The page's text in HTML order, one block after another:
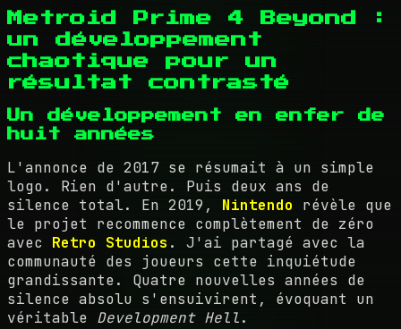
Metroid Prime 4 Beyond :
un développement
chaotique pour un
résultat contrasté
Un développement en enfer de
huit années
L'annonce de 2017 se résumait à un simple
logo. Rien d'autre. Puis deux ans de
silence total. En 2019, Nintendo révèle que
le projet recommence complètement de zéro
avec Retro Studios . J'ai partagé avec la
communauté des joueurs cette inquiétude
grandissante. Quatre nouvelles années de
silence absolu s'ensuivirent, évoquant un
véritable Development Hell.